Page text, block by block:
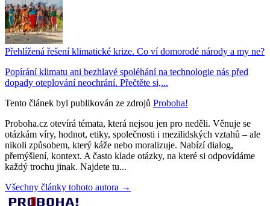
Přehlížená řešení klimatické krize. Co ví domorodé národy a my ne?
Popírání klimatu ani bezhlavé spoléhání na technologie nás před
dopady oteplování neochrání. Přečtěte si,...
Tento článek byl publikován ze zdrojů Proboha!
Proboha.cz otevírá témata, která nejsou jen pro neděli. Věnuje se
otázkám víry, hodnot, etiky, společnosti i mezilidských vztahů – ale
nikoli způsobem, který káže nebo moralizuje. Nabízí dialog,
přemýšlení, kontext. A často klade otázky, na které si odpovídáme
každý trochu jinak. Najdete tu...
Všechny články tohoto autora →